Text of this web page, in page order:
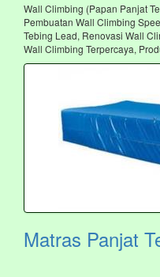
Wall Climbing (Papan Panjat
Pembuatan Wall Climbing
Tebing Lead, Renovasi Wall
Wall Climbing Terpercaya,
Matras Panjat